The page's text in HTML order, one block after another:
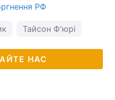
РФ
Тайсон Ф'юрі
НАС